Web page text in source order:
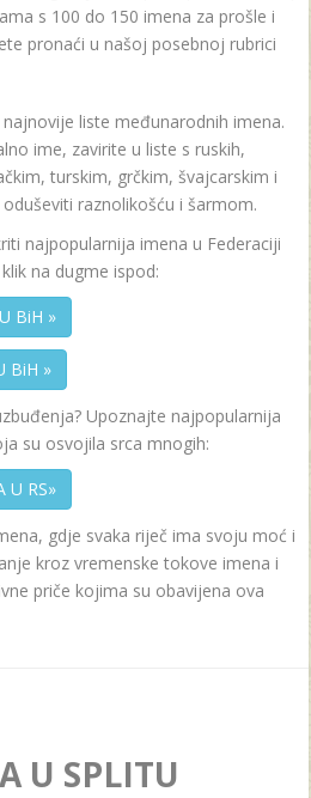
s 100 do 150 imena za prošle i
pronaći u našoj posebnoj rubrici
liste međunarodnih imena.
ime, zavirite u liste s ruskih,
turskim, grčkim, švajcarskim i
raznolikošću i šarmom.
najpopularnija imena u Federaciji
na dugme ispod:
BiH »
BiH »
Upoznajte najpopularnija
su osvojila srca mnogih:
U RS»
gdje svaka riječ ima svoju moć i
kroz vremenske tokove imena i
priče kojima su obavijena ova
U SPLITU